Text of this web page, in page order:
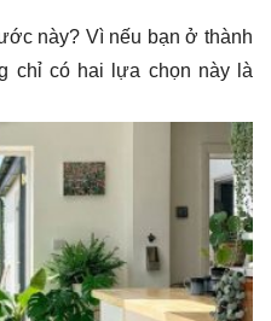
này? Vì nếu bạn ở thành
chỉ có hai lựa chọn này là